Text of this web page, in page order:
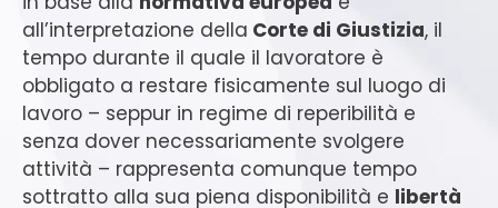
all’interpretazione della Corte di Giustizia, il
tempo durante il quale il lavoratore è
obbligato a restare fisicamente sul luogo di
lavoro – seppur in regime di reperibilità e
senza dover necessariamente svolgere
attività – rappresenta comunque tempo
sottratto alla sua piena disponibilità e libertà